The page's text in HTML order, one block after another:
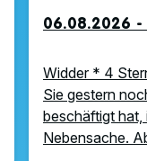
06.08.2026
Widder * 4
Sie gestern
beschäftigt
Nebensache.